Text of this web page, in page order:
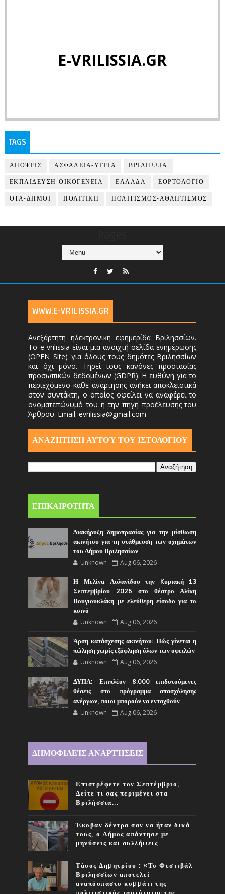
E-VRILISSIA.GR
TAGS
ΑΠΟΨΕΙΣ ΑΣΦΑΛΕΙΑ-ΥΓΕΙΑ ΒΡΙΛΗΣΣΙΑ
ΕΚΠΑΙΔΕΥΣΗ-ΟΙΚΟΓΕΝΕΙΑ ΕΛΛΑΔΑ ΕΟΡΤΟΛΟΓΙΟ
ΟΤΑ-ΔΗΜΟΙ ΠΟΛΙΤΙΚΗ ΠΟΛΙΤΙΣΜΟΣ-ΑΘΛΗΤΙΣΜΟΣ
WWW.E-VRILISSIA.GR
Ανεξάρτητη ηλεκτρονική εφημερίδα Βριλησσίων.
Το e-vrilissia είναι μια ανοιχτή σελίδα ενημέρωσης
(OPEN Site) για όλους τους δημότες Βριλησσίων
και όχι μόνο. Τηρεί τους κανόνες προστασίας
προσωπικών δεδομένων (GDPR). Η ευθύνη για το
περιεχόμενο κάθε ανάρτησης ανήκει αποκλειστικά
στον συντάκτη, ο οποίος οφείλει να αναφέρει το
ονοματεπώνυμό του ή την πηγή προέλευσης του
Άρθρου. Email: evrilissia@gmail.com
ΑΝΑΖΗΤΗΣΗ ΑΥΤΟΎ ΤΟΥ ΙΣΤΟΛΟΓΙΟΥ
ΕΠΙΚΑΙΡΟΤΗΤΑ
Διακήρυξη δημοπρασίας για την μίσθωση
ακινήτου για τη στάθμευση των οχημάτων
του Δήμου Βριλησσίων
Unknown Aug 06, 2026
Η Μελίνα Ασλανίδου την Kυριακή 13
Σεπτεμβρίου 2026 στο θέατρο Αλίκη
Βουγιουκλάκη με ελεύθερη είσοδο για το
κοινό
Unknown Aug 06, 2026
Άρση κατάσχεσης ακινήτου: Πώς γίνεται η
πώληση χωρίς εξόφληση όλων των οφειλών
Unknown Aug 06, 2026
ΔΥΠΑ: Επιπλέον 8.000 επιδοτούμενες
θέσεις στο πρόγραμμα απασχόλησης
ανέργων, ποιοι μπορούν να ενταχθούν
Unknown Aug 06, 2026
ΔΗΜΟΦΙΛΕΊΣ ΑΝΑΡΤΉΣΕΙΣ
Επιστρέφετε τον Σεπτέμβριο;
Δείτε τι σας περιμένει στα
Βριλήσσια...
Έκοβαν δέντρα σαν να ήταν δικά
τους, ο Δήμος απάντησε με
μηνύσεις και συλλήψεις
Τάσος Δηµητρίου : «Το Φεστιβάλ
Βριλησσίων αποτελεί
αναπόσπαστο κοµµάτι της